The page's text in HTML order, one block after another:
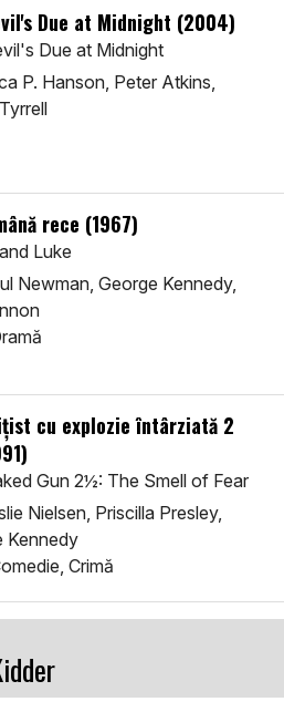
Due at Midnight (2004)
Due at Midnight
P. Hanson, Peter Atkins,
rece (1967)
Luke
Newman, George Kennedy,
cu explozie întârziată 2
Gun 2½: The Smell of Fear
Nielsen, Priscilla Presley,
Kennedy
Crimă